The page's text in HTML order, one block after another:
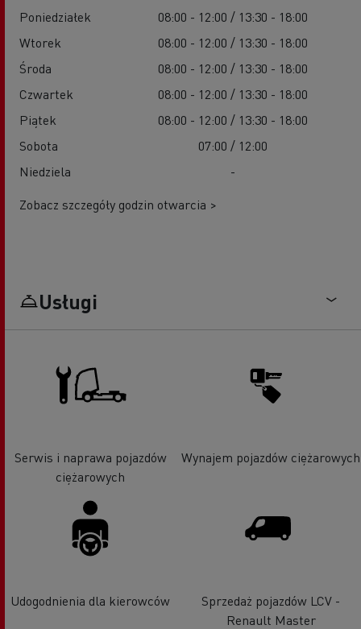
Poniedziałek
08:00 - 12:00 / 13:30 - 18:00
Wtorek
08:00 - 12:00 / 13:30 - 18:00
Środa
08:00 - 12:00 / 13:30 - 18:00
Czwartek
08:00 - 12:00 / 13:30 - 18:00
Piątek
08:00 - 12:00 / 13:30 - 18:00
Sobota
07:00 / 12:00
Niedziela
-
Zobacz szczegóły godzin otwarcia >
Usługi
Serwis i naprawa pojazdów
ciężarowych
Wynajem pojazdów ciężarowych
Udogodnienia dla kierowców
Sprzedaż pojazdów LCV -
Renault Master